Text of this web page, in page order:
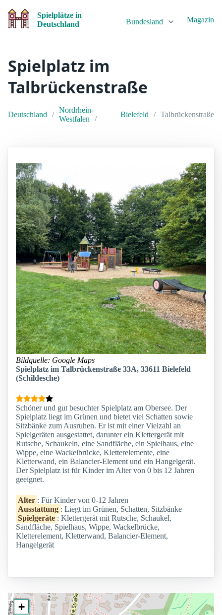
Spielplätze in
Deutschland
Bundesland Magazin
Spielplatz im
Talbrückenstraße
Deutschland
Nordrhein-
Westfalen
Bielefeld Talbrückenstraße
Bildquelle: Google Maps
Spielplatz im Talbrückenstraße 33A, 33611 Bielefeld
(Schildesche)
Schöner und gut besuchter Spielplatz am Obersee. Der
Spielplatz liegt im Grünen und bietet viel Schatten sowie
Sitzbänke zum Ausruhen. Er ist mit einer Vielzahl an
Spielgeräten ausgestattet, darunter ein Klettergerät mit
Rutsche, Schaukeln, eine Sandfläche, ein Spielhaus, eine
Wippe, eine Wackelbrücke, Kletterelemente, eine
Kletterwand, ein Balancier-Element und ein Hangelgerät.
Der Spielplatz ist für Kinder im Alter von 0 bis 12 Jahren
geeignet.
Alter : Für Kinder von 0-12 Jahren
Ausstattung : Liegt im Grünen, Schatten, Sitzbänke
Spielgeräte : Klettergerät mit Rutsche, Schaukel,
Sandfläche, Spielhaus, Wippe, Wackelbrücke,
Kletterelement, Kletterwand, Balancier-Element,
Hangelgerät
+